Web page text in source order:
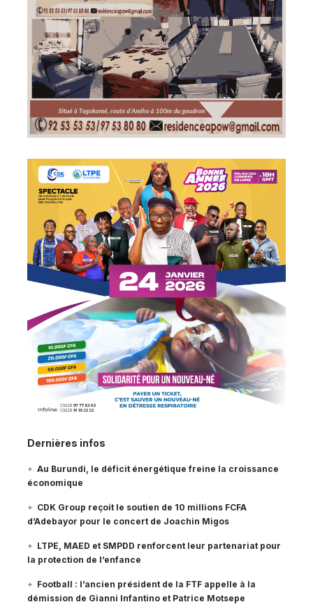
Dernières infos
Au Burundi, le déficit énergétique freine la croissance
économique
CDK Group reçoit le soutien de 10 millions FCFA
d’Adebayor pour le concert de Joachin Migos
LTPE, MAED et SMPDD renforcent leur partenariat pour
la protection de l’enfance
Football : l’ancien président de la FTF appelle à la
démission de Gianni Infantino et Patrice Motsepe